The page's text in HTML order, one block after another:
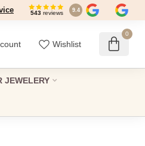
543 reviews 9.4
Wishlist
0
JEWELERY